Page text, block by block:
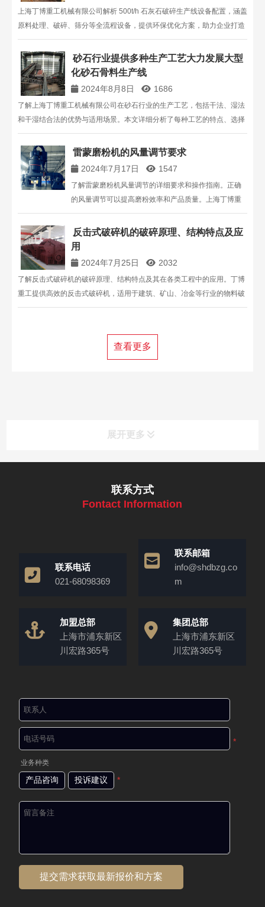
上海丁博重工机械有限公司解析 500t/h 石灰石破碎生产线设备配置，涵盖
原料处理、破碎、筛分等全流程设备，提供环保优化方案，助力企业打造
高效生产线 。
砂石行业提供多种生产工艺大力发展大型
化砂石骨料生产线
2024年8月8日 1686
了解上海丁博重工机械有限公司在砂石行业的生产工艺，包括干法、湿法
和干湿结合法的优势与适用场景。本文详细分析了每种工艺的特点、选择
依据及其对市场需求的应对策略，助力砂石骨料产业绿色、可持续发展。
咨询电话：13816711123。雷蒙磨粉机的风量调节要求
2024年7月17日 1547
了解雷蒙磨粉机风量调节的详细要求和操作指南。正确
的风量调节可以提高磨粉效率和产品质量。上海丁博重
工机械有限公司为您提供专业的磨粉机设备及技术支
持。
反击式破碎机的破碎原理、结构特点及应
用
2024年7月25日 2032
了解反击式破碎机的破碎原理、结构特点及其在各类工程中的应用。丁博
重工提供高效的反击式破碎机，适用于建筑、矿山、冶金等行业的物料破
碎。通过调节反击板和监控系统，优化破碎效率和安全性。如需详细信
查看更多
展开更多
联系方式
Fontact Information
联系电话
021-68098369
联系邮箱
info@shdbzg.co
m
加盟总部
上海市浦东新区
川宏路365号
集团总部
上海市浦东新区
川宏路365号
*
业务种类
产品咨询 投诉建议 *